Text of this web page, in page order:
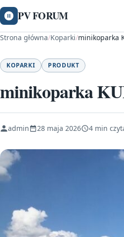
PV FORUM
Strona główna/Koparki/minikoparka
KOPARKI PRODUKT
minikoparka
admin 28 maja 2026 4 min